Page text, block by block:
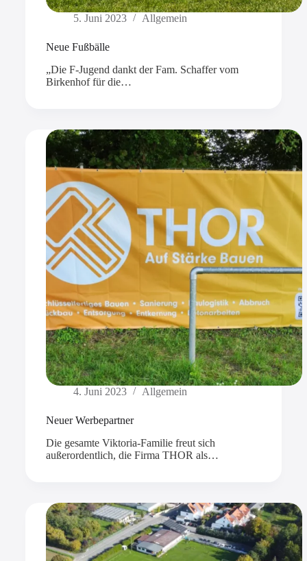
5. Juni 2023 Allgemein
Neue Fußbälle
„Die F-Jugend dankt der Fam. Schaffer vom
Birkenhof für die…
4. Juni 2023 Allgemein
Neuer Werbepartner
Die gesamte Viktoria-Familie freut sich
außerordentlich, die Firma THOR als…